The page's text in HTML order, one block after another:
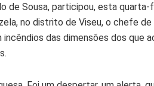
de Sousa, participou, esta quarta-
no distrito de Viseu, o chefe
incêndios das dimensões dos que